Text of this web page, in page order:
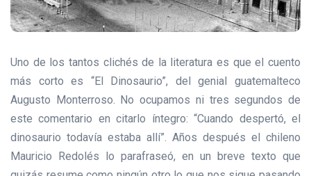
Uno de los tantos clichés de la literatura es que el cuento
más corto es “El Dinosaurio”, del genial guatemalteco
Augusto Monterroso. No ocupamos ni tres segundos de
este comentario en citarlo íntegro: “Cuando despertó, el
dinosaurio todavía estaba allí”. Años después el chileno
Mauricio Redolés lo parafraseó, en un breve texto que